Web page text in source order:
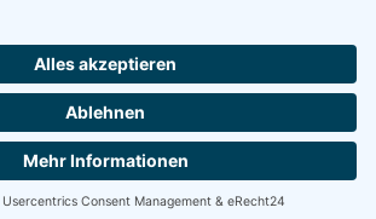
Uhr - 18:30 Uhr
99